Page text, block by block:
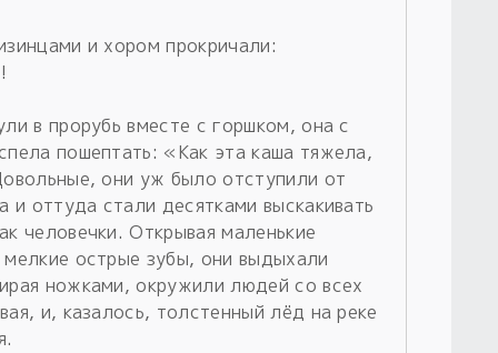
и хором прокричали:
в прорубь вместе с горшком, она с
пошептать: «Как эта каша тяжела,
они уж было отступили от
и оттуда стали десятками выскакивать
человечки. Открывая маленькие
мелкие острые зубы, они выдыхали
ножками, окружили людей со всех
и, казалось, толстенный лёд на реке